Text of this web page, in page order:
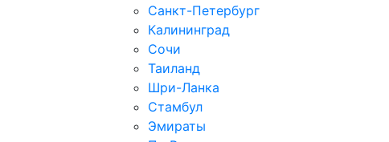
Санкт-Петербург
Калининград
Сочи
Таиланд
Шри-Ланка
Стамбул
Эмираты